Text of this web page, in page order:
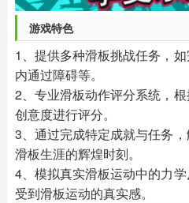
游戏特色
1、提供多种滑板挑战任务，
内通过障碍等。
2、专业滑板动作评分系统，
创意度进行评分。
3、通过完成特定成就与任务
滑板生涯的辉煌时刻。
4、模拟真实滑板运动中的力
受到滑板运动的真实感。